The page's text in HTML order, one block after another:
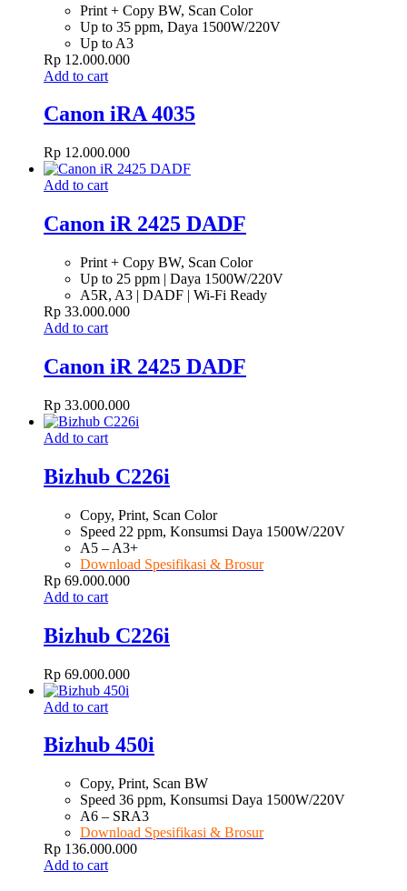
Print + Copy BW, Scan Color
Up to 35 ppm, Daya 1500W/220V
Up to A3
Rp 12.000.000
Add to cart
Canon iRA 4035
Rp 12.000.000
Add to cart
Canon iR 2425 DADF
Print + Copy BW, Scan Color
Up to 25 ppm | Daya 1500W/220V
A5R, A3 | DADF | Wi-Fi Ready
Rp 33.000.000
Add to cart
Canon iR 2425 DADF
Rp 33.000.000
Add to cart
Bizhub C226i
Copy, Print, Scan Color
Speed 22 ppm, Konsumsi Daya 1500W/220V
A5 – A3+
Download Spesifikasi & Brosur
Rp 69.000.000
Add to cart
Bizhub C226i
Rp 69.000.000
Add to cart
Bizhub 450i
Copy, Print, Scan BW
Speed 36 ppm, Konsumsi Daya 1500W/220V
A6 – SRA3
Download Spesifikasi & Brosur
Rp 136.000.000
Add to cart